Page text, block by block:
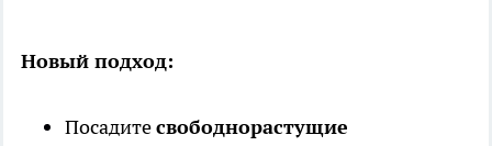
Новый подход:
Посадитесвободнорастущие